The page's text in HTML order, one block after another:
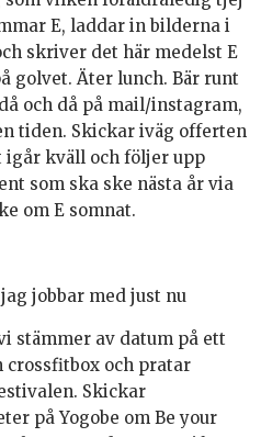
E, laddar in bilderna i
skriver det här medelst E
golvet. Äter lunch. Bär runt
och då på mail/instagram,
tiden. Skickar iväg offerten
igår kväll och följer upp
som ska ske nästa år via
om E somnat.
jobbar med just nu
stämmer av datum på ett
crossfitbox och pratar
Skickar
på Yogobe om Be your